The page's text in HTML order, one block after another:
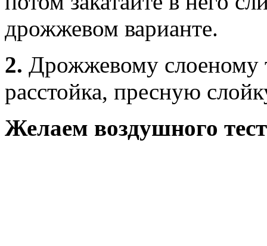
дрожжевом варианте.
2. Дрожжевому слоеному
расстойка, пресную
Желаем воздушного